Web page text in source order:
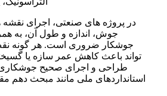
در پروژه‌ های صنعتی، اجرای
جوش، اندازه و طول آن، به
جوشکار ضروری است. هر گونه
تواند باعث کاهش عمر سازه یا
طراحی و اجرای صحیح جوشکاری
استانداردهای ملی مانند مبحث دهم